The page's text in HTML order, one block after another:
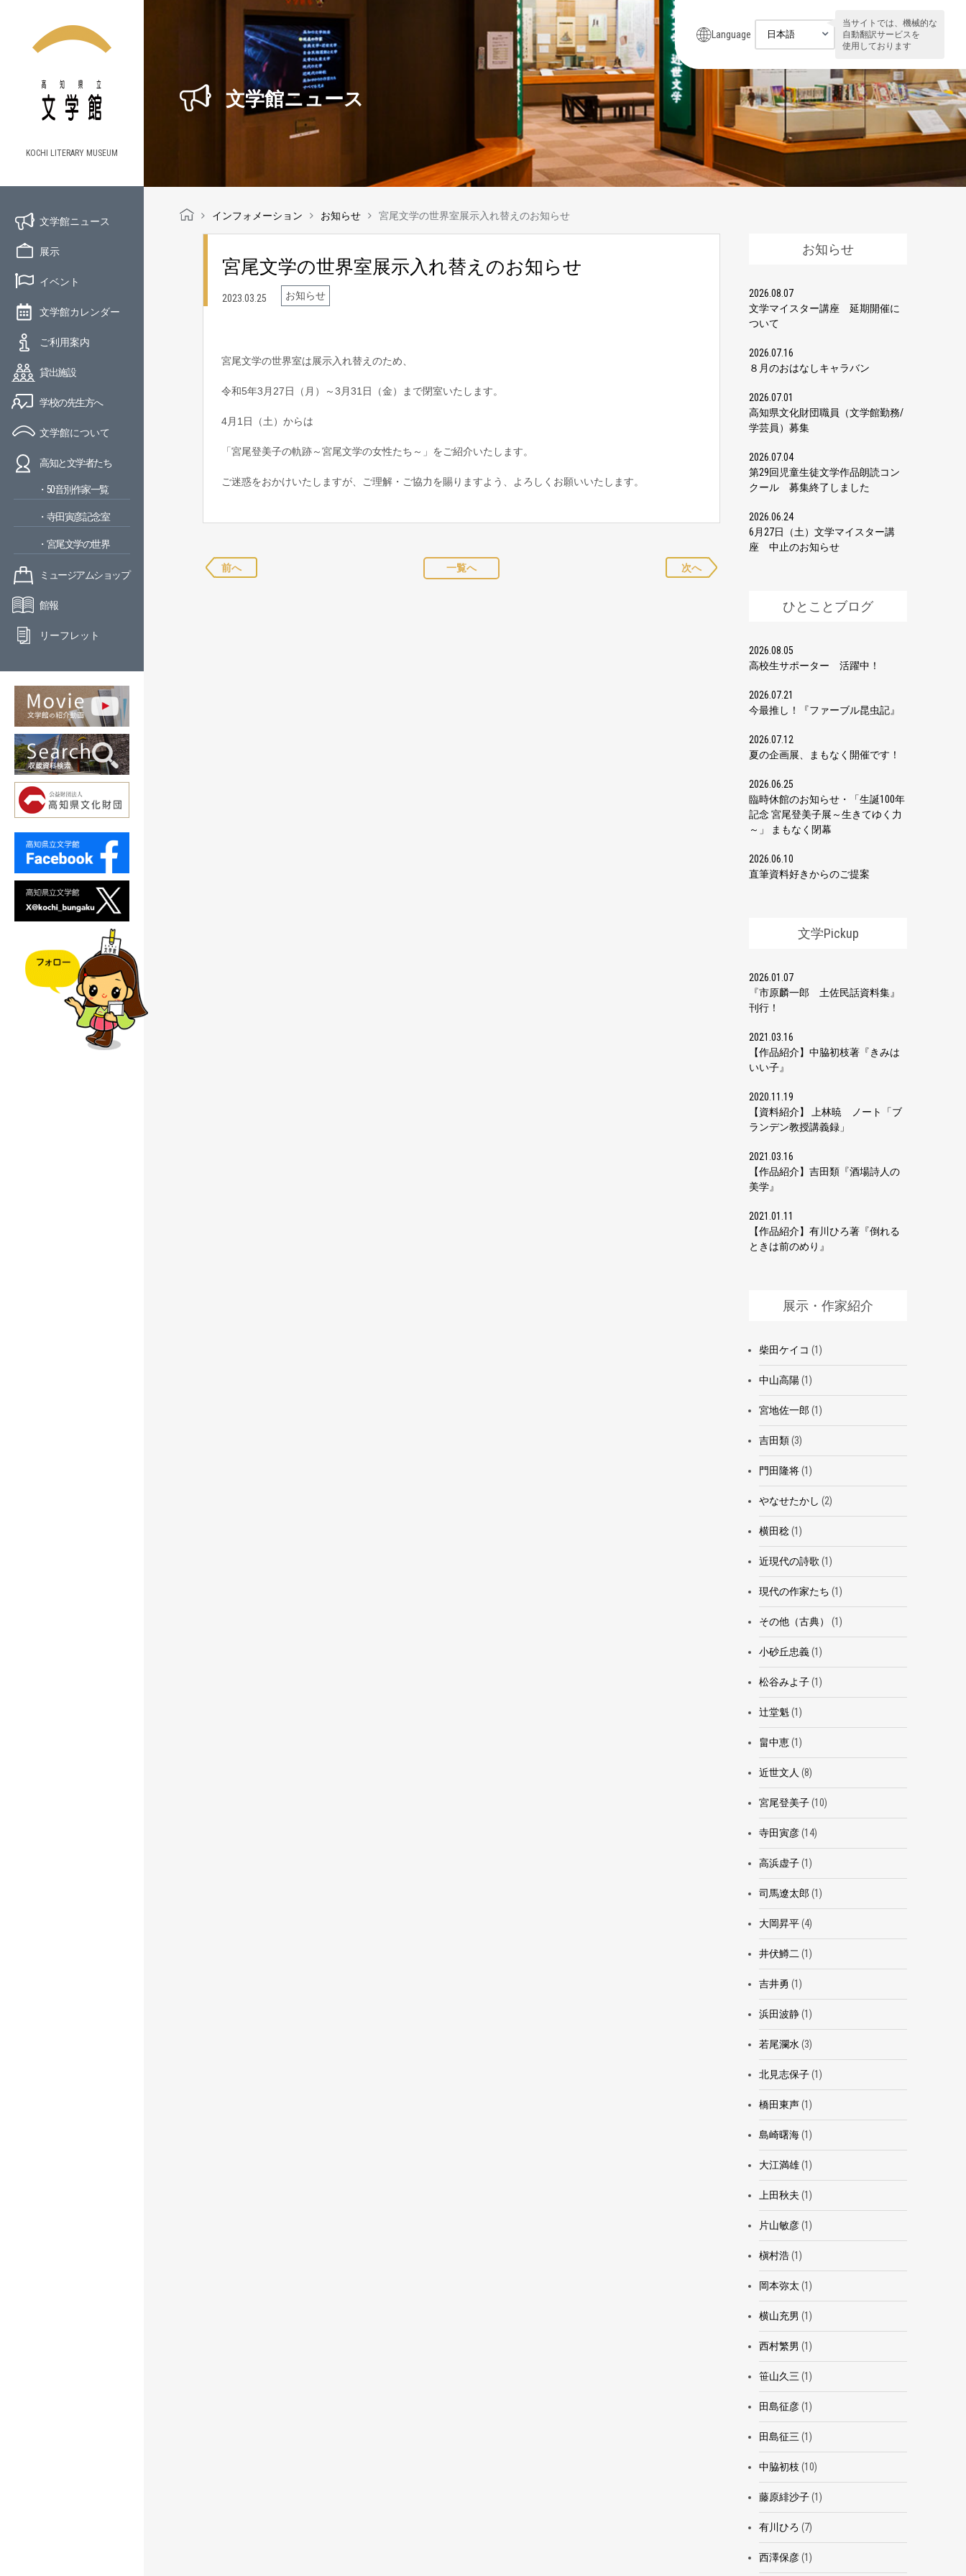
KOCHI LITERARY MUSEUM
文学館ニュース
展示
イベント
文学館カレンダー
ご利用案内
貸出施設
学校の先生方へ
文学館について
高知と文学者たち
・50音別作家一覧
・寺田寅彦記念室
・宮尾文学の世界
ミュージアムショップ
館報
リーフレット
Language
当サイトでは、機械的な
自動翻訳サービスを
使用しております
文学館ニュース
インフォメーション お知らせ 宮尾文学の世界室展示入れ替えのお知らせ
宮尾文学の世界室展示入れ替えのお知らせ
2023.03.25 お知らせ
宮尾文学の世界室は展示入れ替えのため、
令和5年3月27日（月）～3月31日（金）まで閉室いたします。
4月1日（土）からは
「宮尾登美子の軌跡～宮尾文学の女性たち～」をご紹介いたします。
ご迷惑をおかけいたしますが、ご理解・ご協力を賜りますよう、よろしくお願いいたします。
前へ 一覧へ 次へ
お知らせ
2026.08.07
文学マイスター講座 延期開催に
ついて
2026.07.16
８月のおはなしキャラバン
2026.07.01
高知県文化財団職員（文学館勤務/
学芸員）募集
2026.07.04
第29回児童生徒文学作品朗読コン
クール 募集終了しました
2026.06.24
6月27日（土）文学マイスター講
座 中止のお知らせ
ひとことブログ
2026.08.05
高校生サポーター 活躍中！
2026.07.21
今最推し！『ファーブル昆虫記』
2026.07.12
夏の企画展、まもなく開催です！
2026.06.25
臨時休館のお知らせ・「生誕100年
記念 宮尾登美子展～生きてゆく力
～」 まもなく閉幕
2026.06.10
直筆資料好きからのご提案
文学Pickup
2026.01.07
『市原麟一郎 土佐民話資料集』
刊行！
2021.03.16
【作品紹介】中脇初枝著『きみは
いい子』
2020.11.19
【資料紹介】 上林暁 ノート「ブ
ランデン教授講義録」
2021.03.16
【作品紹介】吉田類『酒場詩人の
美学』
2021.01.11
【作品紹介】有川ひろ著『倒れる
ときは前のめり』
展示・作家紹介
柴田ケイコ (1)
中山高陽(1)
宮地佐一郎 (1)
吉田類(3)
門田隆将(1)
やなせたかし (2)
横田稔(1)
近現代の詩歌 (1)
現代の作家たち (1)
その他（古典） (1)
小砂丘忠義(1)
松谷みよ子(1)
辻堂魁(1)
畠中恵(1)
近世文人 (8)
宮尾登美子(10)
寺田寅彦(14)
高浜虚子(1)
司馬遼太郎 (1)
大岡昇平(4)
井伏鱒二 (1)
吉井勇 (1)
浜田波静(1)
若尾瀾水 (3)
北見志保子(1)
橋田東声(1)
島崎曙海(1)
大江満雄(1)
上田秋夫 (1)
片山敏彦(1)
槇村浩(1)
岡本弥太 (1)
横山充男 (1)
西村繁男 (1)
笹山久三 (1)
田島征彦(1)
田島征三 (1)
中脇初枝 (10)
藤原緋沙子(1)
有川ひろ (7)
西澤保彦(1)